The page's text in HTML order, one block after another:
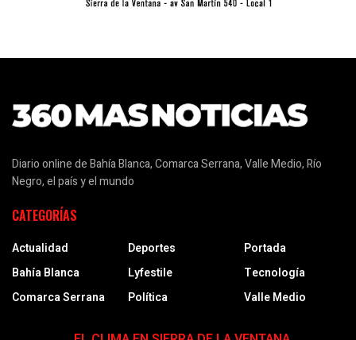
Diario online de Bahía Blanca, Comarca Serrana, Valle Medio, Río
Negro, el país y el mundo
CATEGORÍAS
Actualidad
Bahía Blanca
Comarca Serrana
Deportes
Lyfestile
Política
Portada
Tecnología
Valle Medio